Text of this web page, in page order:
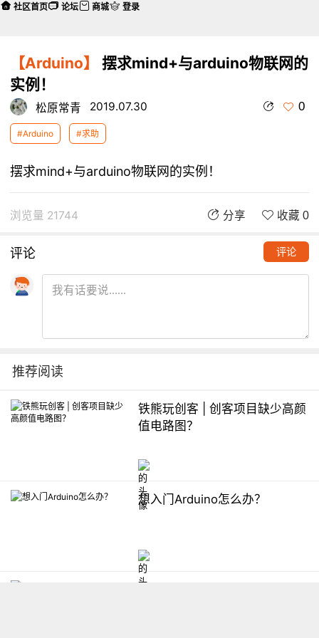
【Arduino】
摆求mind+与arduino物联网的
实例！
松原常青 2019.07.30 0
#Arduino #求助
摆求mind+与arduino物联网的实例！
浏览量 21744 分享 收藏 0
评论 评论
推荐阅读
铁熊玩创客 | 创客项目缺少高颜
值电路图？
想入门Arduino怎么办？
社区首页 论坛 商城 登录